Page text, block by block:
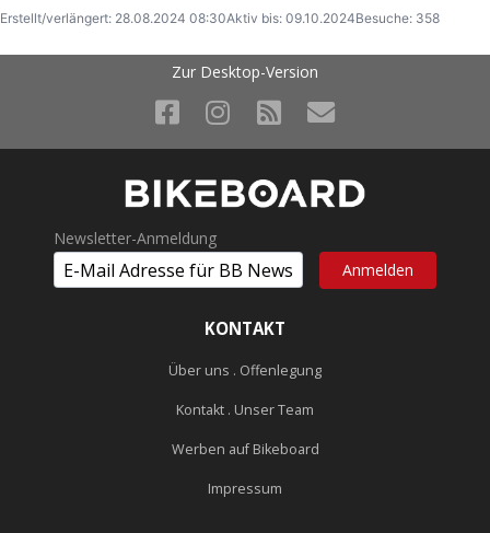
Erstellt/verlängert: 28.08.2024 08:30Aktiv bis: 09.10.2024Besuche: 358
Zur Desktop-Version
Newsletter-Anmeldung
KONTAKT
Über uns . Offenlegung
Kontakt . Unser Team
Werben auf Bikeboard
Impressum